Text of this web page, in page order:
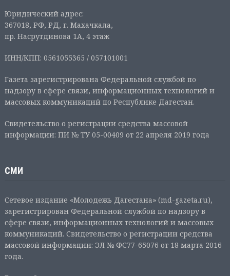
Юридический адрес:
367018, РФ, РД, г. Махачкала,
пр. Насрутдинова 1А, 4 этаж
ИНН/КПП: 0561055365 / 057101001
Газета зарегистрирована Федеральной службой по
надзору в сфере связи, информационных технологий и
массовых коммуникаций по Республике Дагестан.
Свидетельство о регистрации средства массовой
информации: ПИ № ТУ 05-00409 от 22 апреля 2019 года
СМИ
Сетевое издание «Молодежь Дагестана» (md-gazeta.ru),
зарегистрирован Федеральной службой по надзору в
сфере связи, информационных технологий и массовых
коммуникаций. Свидетельство о регистрации средства
массовой информации: ЭЛ № ФС77-65076 от 18 марта 2016
года.